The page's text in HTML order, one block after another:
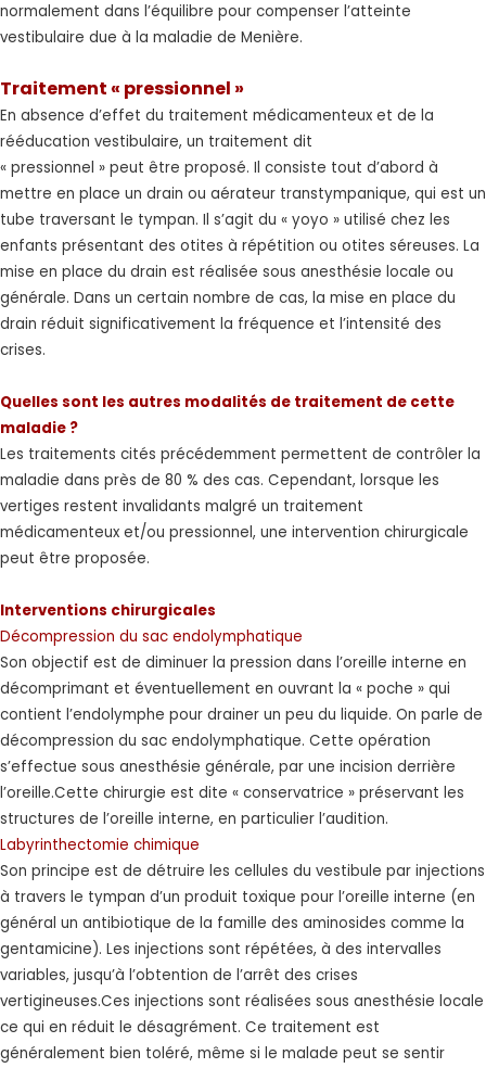
normalement dans l’équilibre pour compenser l’atteinte
vestibulaire due à la maladie de Menière.
Traitement « pressionnel »
En absence d’effet du traitement médicamenteux et de la
rééducation vestibulaire, un traitement dit
« pressionnel » peut être proposé. Il consiste tout d’abord à
mettre en place un drain ou aérateur transtympanique, qui est un
tube traversant le tympan. Il s’agit du « yoyo » utilisé chez les
enfants présentant des otites à répétition ou otites séreuses. La
mise en place du drain est réalisée sous anesthésie locale ou
générale. Dans un certain nombre de cas, la mise en place du
drain réduit significativement la fréquence et l’intensité des
crises.
Quelles sont les autres modalités de traitement de cette
maladie ?
Les traitements cités précédemment permettent de contrôler la
maladie dans près de 80 % des cas. Cependant, lorsque les
vertiges restent invalidants malgré un traitement
médicamenteux et/ou pressionnel, une intervention chirurgicale
peut être proposée.
Interventions chirurgicales
Décompression du sac endolymphatique
Son objectif est de diminuer la pression dans l’oreille interne en
décomprimant et éventuellement en ouvrant la « poche » qui
contient l’endolymphe pour drainer un peu du liquide. On parle de
décompression du sac endolymphatique. Cette opération
s’effectue sous anesthésie générale, par une incision derrière
l’oreille.Cette chirurgie est dite « conservatrice » préservant les
structures de l’oreille interne, en particulier l’audition.
Labyrinthectomie chimique
Son principe est de détruire les cellules du vestibule par injections
à travers le tympan d’un produit toxique pour l’oreille interne (en
général un antibiotique de la famille des aminosides comme la
gentamicine). Les injections sont répétées, à des intervalles
variables, jusqu’à l’obtention de l’arrêt des crises
vertigineuses.Ces injections sont réalisées sous anesthésie locale
ce qui en réduit le désagrément. Ce traitement est
généralement bien toléré, même si le malade peut se sentir